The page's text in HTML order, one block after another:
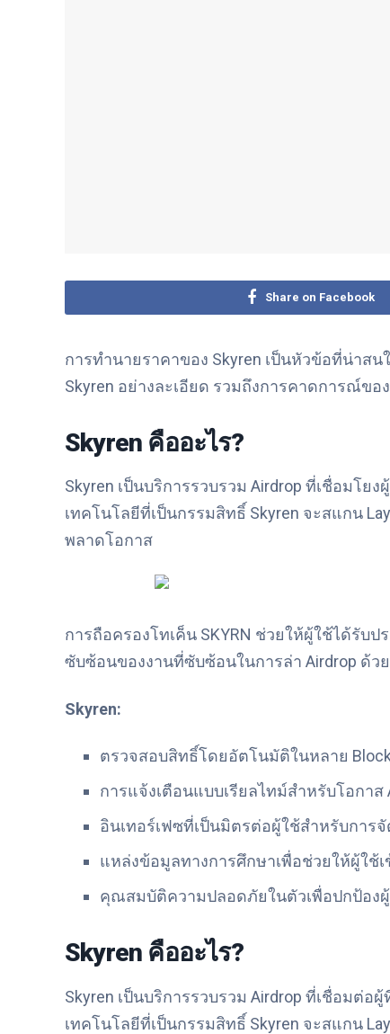
Share on Facebook
การทำนายราคาของ Skyren เป็นหัวข้อที่น่าส
Skyren อย่างละเอียด รวมถึงการคาดการณ์ข
Skyren คืออะไร?
Skyren เป็นบริการรวบรวม Airdrop ที่เชื่อมโ
เทคโนโลยีที่เป็นกรรมสิทธิ์ Skyren จะสแกน
พลาดโอกาส
การถือครองโทเค็น SKYRN ช่วยให้ผู้ใช้ได้รับ
ซับซ้อนของงานที่ซับซ้อนในการล่า Airdrop ด้
Skyren:
ตรวจสอบสิทธิ์โดยอัตโนมัติในหลาย
การแจ้งเตือนแบบเรียลไทม์สำหรับโอกาส
อินเทอร์เฟซที่เป็นมิตรต่อผู้ใช้สำหรับการจั
แหล่งข้อมูลทางการศึกษาเพื่อช่วยให้ผู้ใช้เ
คุณสมบัติความปลอดภัยในตัวเพื่อปกป้องผู้
Skyren คืออะไร?
Skyren เป็นบริการรวบรวม Airdrop ที่เชื่อมต่
เทคโนโลยีที่เป็นกรรมสิทธิ์ Skyren จะสแกน